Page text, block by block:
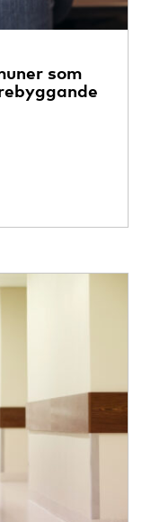
som